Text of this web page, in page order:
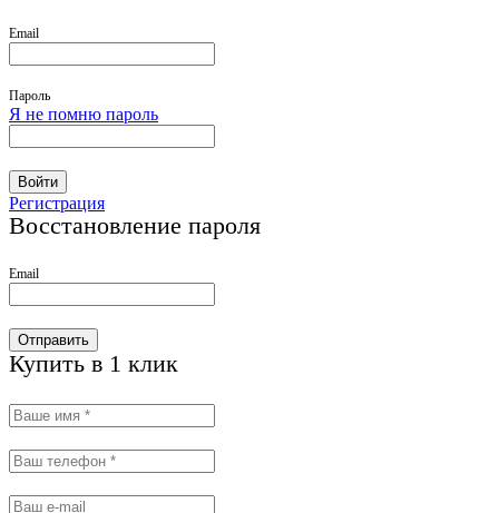
Email
Пароль
Я не помню пароль
Войти
Регистрация
Восстановление пароля
Email
Отправить
Купить в 1 клик